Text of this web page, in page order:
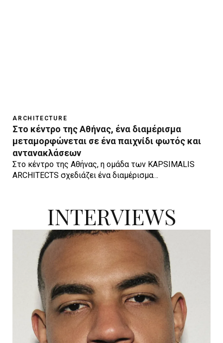
ARCHITECTURE
Στο κέντρο της Αθήνας, ένα διαμέρισμα
μεταμορφώνεται σε ένα παιχνίδι φωτός και
αντανακλάσεων
Στο κέντρο της Αθήνας, η ομάδα των KAPSIMALIS
ARCHITECTS σχεδιάζει ένα διαμέρισμα…
INTERVIEWS